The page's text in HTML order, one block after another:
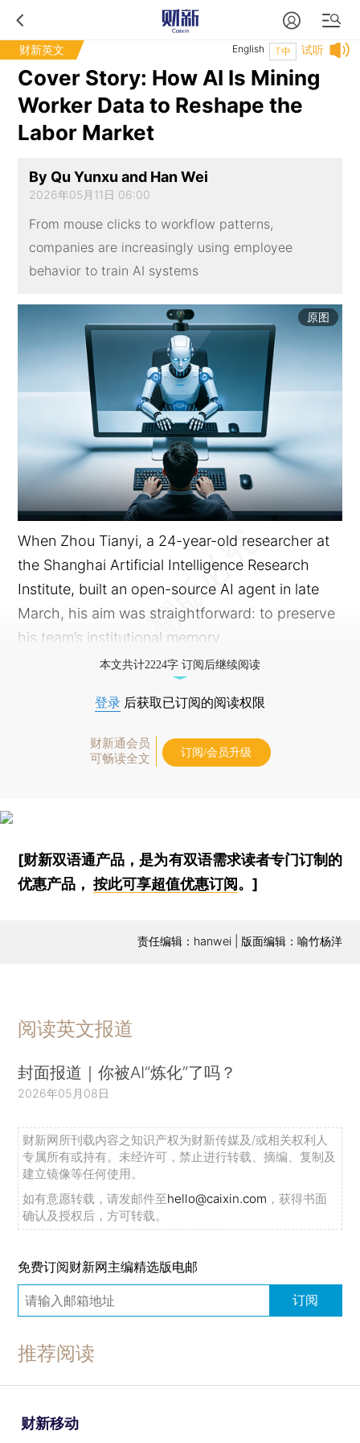
财新英文 试听
T中
English
Cover Story: How AI Is Mining
Worker Data to Reshape the
Labor Market
By Qu Yunxu and Han Wei
2026年05月11日 06:00
From mouse clicks to workflow patterns,
companies are increasingly using employee
behavior to train AI systems
原图
When Zhou Tianyi, a 24-year-old researcher at
the Shanghai Artificial Intelligence Research
Institute, built an open-source AI agent in late
March, his aim was straightforward: to preserve
his team’s institutional memory.
本文共计2224字 订阅后继续阅读
登录 后获取已订阅的阅读权限
财新通会员
可畅读全文
订阅/会员升级
[财新双语通产品，是为有双语需求读者专门订制的
优惠产品，按此可享超值优惠订阅。]
责任编辑：hanwei | 版面编辑：喻竹杨洋
阅读英文报道
封面报道｜你被AI“炼化”了吗？
2026年05月08日
财新网所刊载内容之知识产权为财新传媒及/或相关权利人
专属所有或持有。未经许可，禁止进行转载、摘编、复制及
建立镜像等任何使用。
如有意愿转载，请发邮件至hello@caixin.com ，获得书面
确认及授权后，方可转载。
免费订阅财新网主编精选版电邮
订阅
推荐阅读
财新移动